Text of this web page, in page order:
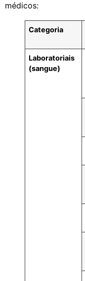
médicos:
Categoria
Laboratoriais
(sangue)